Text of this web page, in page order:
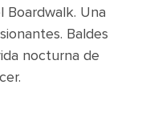
Boardwalk. Una
Baldes
nocturna de